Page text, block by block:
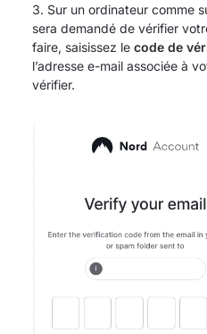
Sur un ordinateur comme
sera demandé de vérifier
faire, saisissez le code de
l’adresse e-mail associée à
vérifier.